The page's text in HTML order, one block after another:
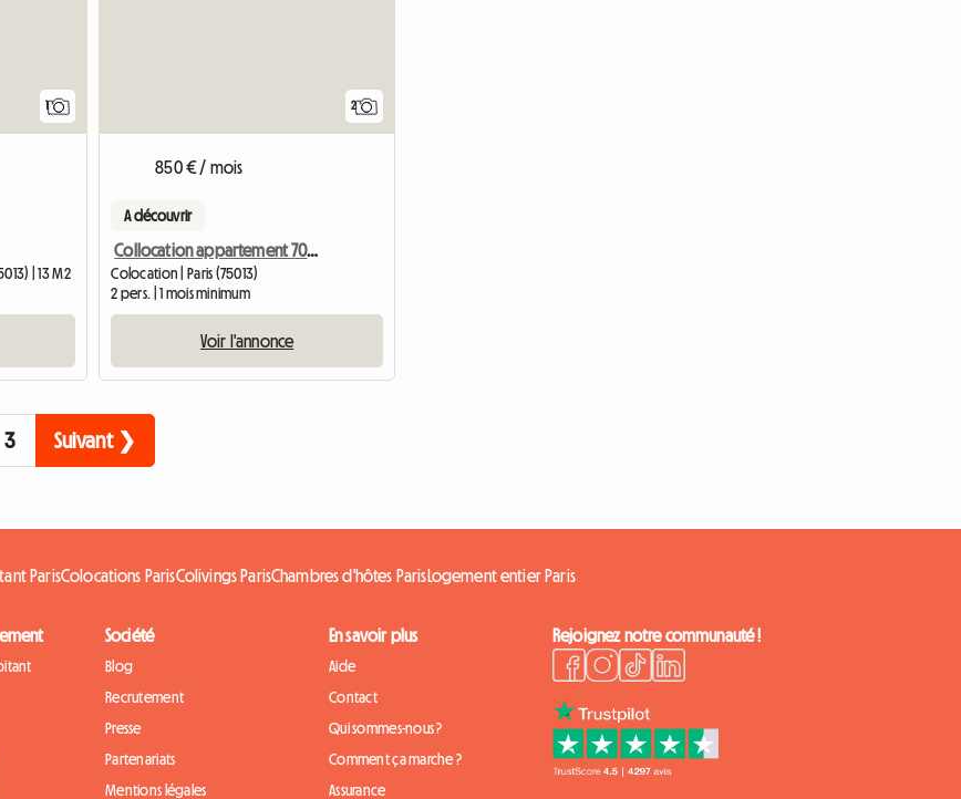
| 13 M2
2
850 € / mois
A découvrir
Collocation appartement 70 m²
Colocation | Paris (75013)
2 pers. | 1 mois minimum
Voir l'annonce
3 Suivant ❯
ParisColocations ParisColivings ParisChambres d'hôtes ParisLogement entier Paris
Société
Blog
Recrutement
Presse
Partenariats
Mentions légales
En savoir plus
Aide
Contact
Qui sommes-nous ?
Comment ça marche ?
Assurance
Rejoignez notre communauté !